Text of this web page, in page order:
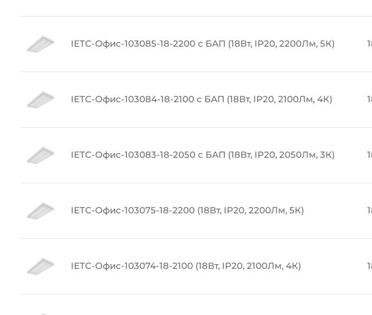
IETC-Офис-103085-18-2200 с БАП (18Вт, IP20, 2200Лм, 5К)
IETC-Офис-103084-18-2100 с БАП (18Вт, IP20, 2100Лм, 4К)
IETC-Офис-103083-18-2050 с БАП (18Вт, IP20, 2050Лм, 3К)
IETC-Офис-103075-18-2200 (18Вт, IP20, 2200Лм, 5К)
IETC-Офис-103074-18-2100 (18Вт, IP20, 2100Лм, 4К)